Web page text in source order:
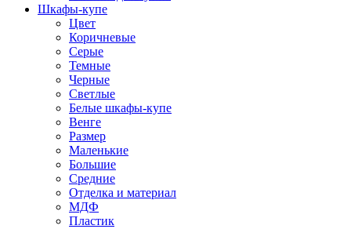
Шкафы-купе
Цвет
Коричневые
Серые
Темные
Черные
Светлые
Белые шкафы-купе
Венге
Размер
Маленькие
Большие
Средние
Отделка и материал
МДФ
Пластик